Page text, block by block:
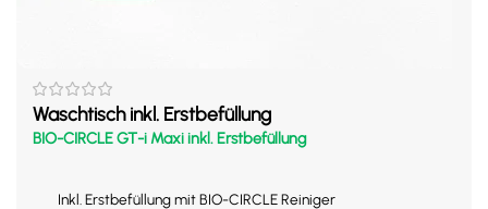
Waschtisch inkl. Erstbefüllung
BIO-CIRCLE GT-i Maxi inkl. Erstbefüllung
Inkl. Erstbefüllung mit BIO-CIRCLE Reiniger